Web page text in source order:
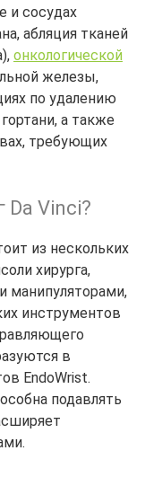
и сосудах
абляция тканей
онкологической
железы,
по удалению
а также
требующих
Da Vinci?
из нескольких
хирурга,
манипуляторами,
инструментов
в
EndoWrist.
подавлять